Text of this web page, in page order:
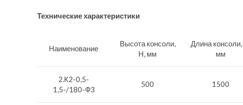
Технические характеристики
Наименование
Высота консоли,
Н, мм
Длина
мм
2.К2-0,5-
1,5-/180-Ф3
500 1500